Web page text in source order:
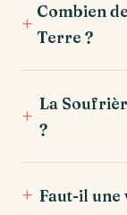
Combien
Terre ?
La
?
Faut-il une